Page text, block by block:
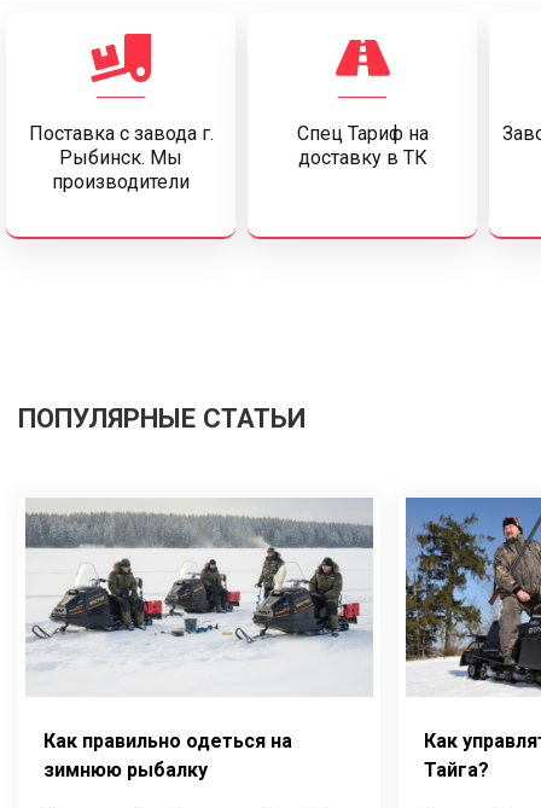
Поставка c завода г.
Рыбинск. Мы
производители
Спец Тариф на
доставку в ТК
ПОПУЛЯРНЫЕ СТАТЬИ
Как правильно одеться на
зимнюю рыбалку
Как
Тайга